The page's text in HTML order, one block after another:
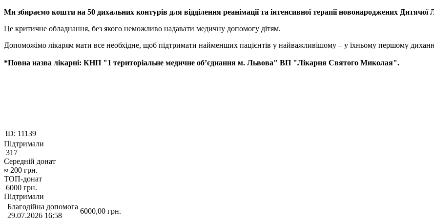
Ми збираємо кошти на 50 дихальних контурів для відділення реанімації та інтенсивної терапії новонароджених
Це критичне обладнання, без якого неможливо надавати медичну допомогу дітям.
Допоможімо лікарям мати все необхідне, щоб підтримати найменших пацієнтів у найважливішому – у їхньому першому диханні,
*Повна назва лікарні: КНП "1 територіальне медичне обʼєднання м. Львова" ВП "Лікарня Святого Миколая".
ID: 11139
Підтримали
317
Середній донат
≈ 200 грн.
ТОП-донат
6000 грн.
Підтримали
Благодійна допомога
29.07.2026 16:58
6000,00 грн.